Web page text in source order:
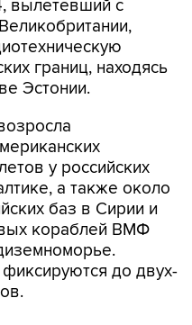
границ, находясь
Эстонии.
у российских
а также около
баз в Сирии и
кораблей ВМФ
до двух-